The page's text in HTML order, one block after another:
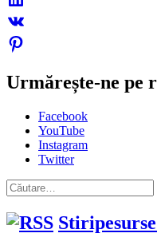
Urmărește-ne pe
Facebook
YouTube
Instagram
Twitter
Caută
după: